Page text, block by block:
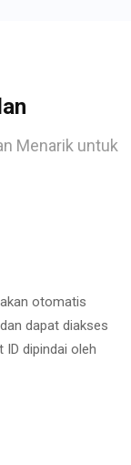
Menarik untuk
otomatis
dapat diakses
ID dipindai oleh